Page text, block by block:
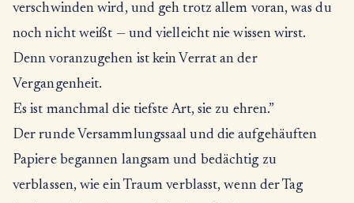
verschwinden wird, und geh trotz allem voran, was du
noch nicht weißt — und vielleicht nie wissen wirst.
Denn voranzugehen ist kein Verrat an der
Vergangenheit.
Es ist manchmal die tiefste Art, sie zu ehren.”
Der runde Versammlungssaal und die aufgehäuften
Papiere begannen langsam und bedächtig zu
verblassen, wie ein Traum verblasst, wenn der Tag